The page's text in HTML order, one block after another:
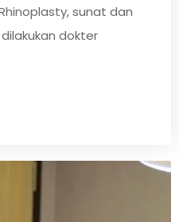
sunat dan
dokter